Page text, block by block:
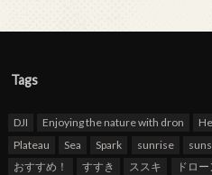
Tags
DJI Enjoying the nature with dron
Plateau
Sea Spark sunrise
おすすめ！
すすき ススキ ドロー